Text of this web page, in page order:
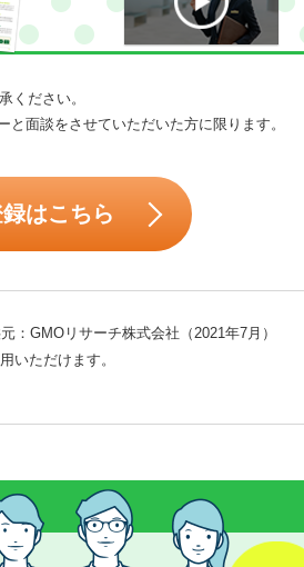
ください。
面談をさせていただいた方に限ります。
はこちら
GMOリサーチ株式会社（2021年7月）
いただけます。